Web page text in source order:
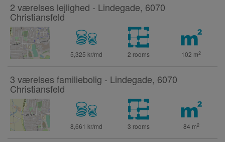
2 værelses lejlighed - Lindegade, 6070
Christiansfeld
5,325 kr/md 2 rooms 102 m2
3 værelses familiebolig - Lindegade, 6070
Christiansfeld
8,661 kr/md 3 rooms 84 m2